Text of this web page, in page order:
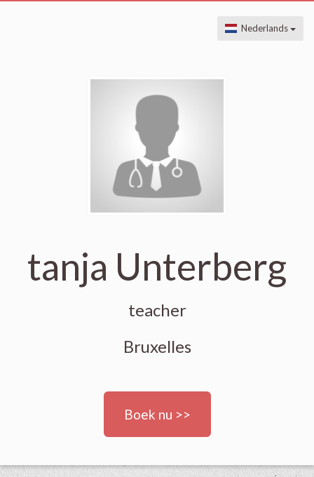
Nederlands
tanja Unterberg
teacher
Bruxelles
Boek nu >>